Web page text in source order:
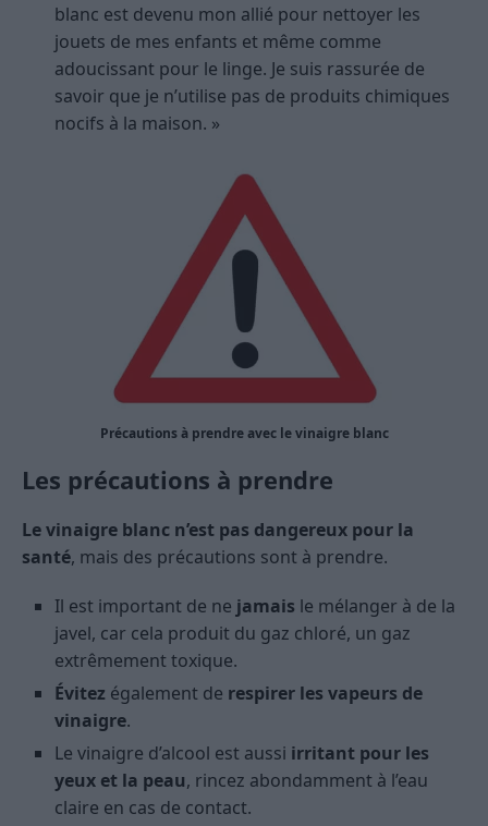
blanc est devenu mon allié pour nettoyer les
jouets de mes enfants et même comme
adoucissant pour le linge. Je suis rassurée de
savoir que je n’utilise pas de produits chimiques
nocifs à la maison. »
Précautions à prendre avec le vinaigre blanc
Les précautions à prendre
Le vinaigre blanc n’est pas dangereux pour la
santé, mais des précautions sont à prendre.
Il est important de ne jamais le mélanger à de la
javel, car cela produit du gaz chloré, un gaz
extrêmement toxique.
Évitez également de respirer les vapeurs de
vinaigre.
Le vinaigre d’alcool est aussi irritant pour les
yeux et la peau, rincez abondamment à l’eau
claire en cas de contact.